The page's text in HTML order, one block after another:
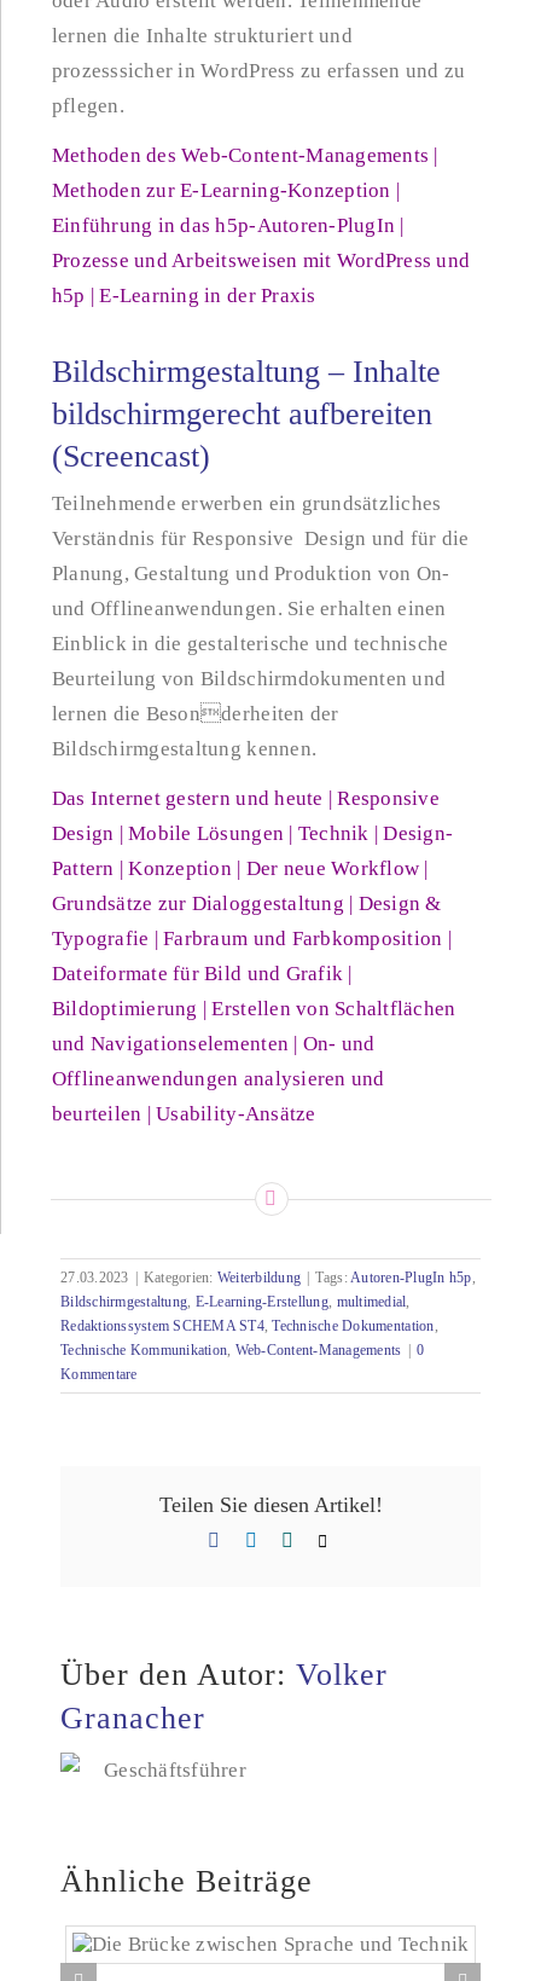
lernen die Inhalte strukturiert und
prozesssicher in WordPress zu erfassen und zu
pflegen.
Methoden des Web-Content-Managements |
Methoden zur E-Learning-Konzeption |
Einführung in das h5p-Autoren-PlugIn |
Prozesse und Arbeitsweisen mit WordPress und
h5p | E-Learning in der Praxis
Bildschirmgestaltung – Inhalte
bildschirmgerecht aufbereiten
(Screencast)
Teilnehmende erwerben ein grundsätzliches
Verständnis für Responsive Design und für die
Planung, Gestaltung und Produktion von On-
und Offlineanwendungen. Sie erhalten einen
Einblick in die gestalterische und technische
Beurteilung von Bildschirmdokumenten und
lernen die Besonderheiten der
Bildschirmgestaltung kennen.
Das Internet gestern und heute | Responsive
Design | Mobile Lösungen | Technik | Design-
Pattern | Konzeption | Der neue Workflow |
Grundsätze zur Dialoggestaltung | Design &
Typografie | Farbraum und Farbkomposition |
Dateiformate für Bild und Grafik |
Bildoptimierung | Erstellen von Schaltflächen
und Navigationselementen | On- und
Offlineanwendungen analysieren und
beurteilen | Usability-Ansätze
27.03.2023 | Kategorien: Weiterbildung | Tags:Autoren-PlugIn h5p,
Bildschirmgestaltung, E-Learning-Erstellung, multimedial,
Redaktionssystem SCHEMA ST4,Technische Dokumentation,
Technische Kommunikation, Web-Content-Managements | 0
Kommentare
Teilen Sie diesen Artikel!
FacebookLinkedIn
Xing
Über den Autor: Volker
Granacher
Geschäftsführer
Ähnliche Beiträge